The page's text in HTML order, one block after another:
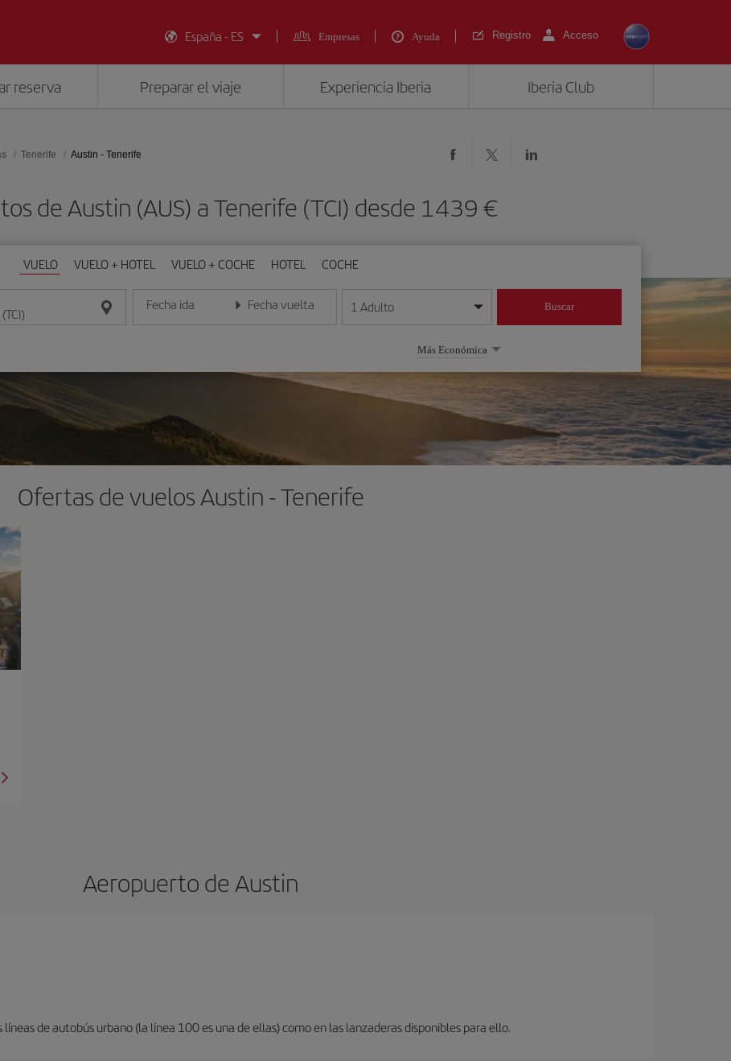
España - ES
Empresas Ayuda Registro Acceso
reserva Preparar el viaje Experiencia Iberia Iberia Club
Tenerife Austin - Tenerife
de Austin (AUS) a Tenerife (TCI) desde 1439 €
VUELO VUELO + HOTEL VUELO + COCHE HOTEL COCHE
Fecha ida
Introduce la fecha en formato día/mes/año
Fecha vuelta
Introduce la fecha en formato día/mes/año
1 Adulto Buscar
Más Económica
Ofertas de vuelos Austin - Tenerife
Aeropuerto de Austin
de autobús urbano (la línea 100 es una de ellas) como en las lanzaderas disponibles para ello.